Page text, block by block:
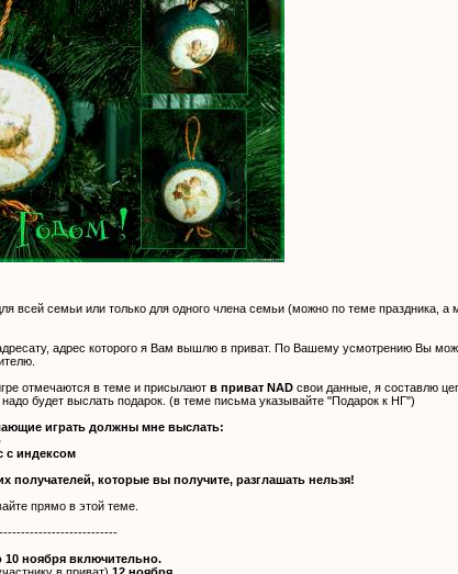
всей семьи или только для одного члена семьи (можно по теме праздника,
адрес которого я Вам вышлю в приват. По Вашему усмотрению Вы
отмечаются в теме и присылают в приват NADсвои данные, я составлю
надо будет выслать подарок. (в теме письма указывайте "Подарок к НГ")
играть должны мне выслать:
с индексом
получателей, которые вы получите, разглашать нельзя!
прямо в этой теме.
10 ноября включительно.